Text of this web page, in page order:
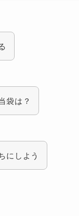
袋は？
にしよう